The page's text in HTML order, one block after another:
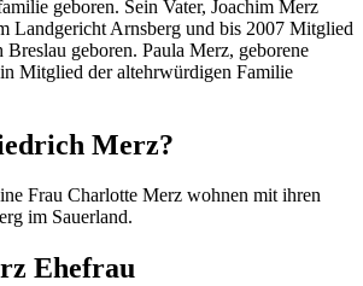
geboren. Sein Vater, Joachim Merz
Landgericht Arnsberg und bis 2007 Mitglied
geboren. Paula Merz, geborene
Mitglied der altehrwürdigen Familie
Merz?
Frau Charlotte Merz wohnen mit ihren
im Sauerland.
Ehefrau